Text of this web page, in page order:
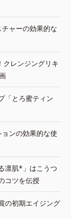
ャーの効果的な
クレンジングリキ
「とろ蜜ティン
ンの効果的な使
凛肌*」はこうつ
コツを伝授
の初期エイジング